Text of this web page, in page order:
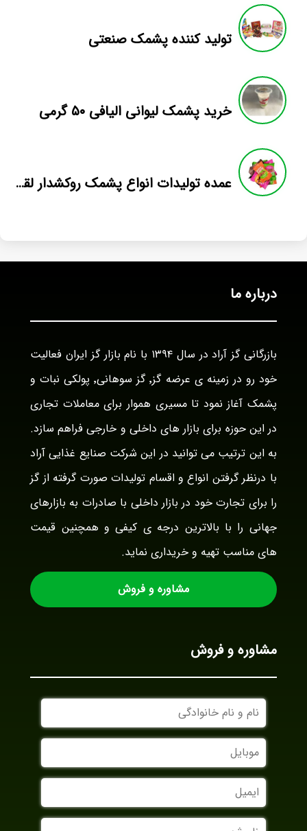
تولید کننده پشمک صنعتی
خرید پشمک لیوانی الیافی ۵۰ گرمی
عمده تولیدات انواع پشمک روکشدار لقمه ای
درباره ما
بازرگانی گز آراد در سال ۱۳۹۴ با نام بازار گز ایران فعالیت
خود رو در زمینه ی عرضه گز٬ گز سوهانی٬ پولکی نبات و
پشمک آغاز نمود تا مسیری هموار برای معاملات تجاری
در این حوزه برای بازار های داخلی و خارجی فراهم سازد.
به این ترتیب می توانید در این شرکت صنایع غذایی آراد
با درنظر گرفتن انواع و اقسام تولیدات صورت گرفته از گز
را برای تجارت خود در بازار داخلی با صادرات به بازارهای
جهانی را با بالاترین درجه ی کیفی و همچنین قیمت
های مناسب تهیه و خریداری نماید.
مشاوره و فروش
مشاوره و فروش
نام
و
نام
خانوادگی
موبایل
ایمیل
نام